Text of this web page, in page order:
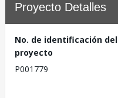
Proyecto Detalles
No. de identificación del
proyecto
P001779